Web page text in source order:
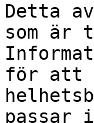
Detta
som är
för att
passar